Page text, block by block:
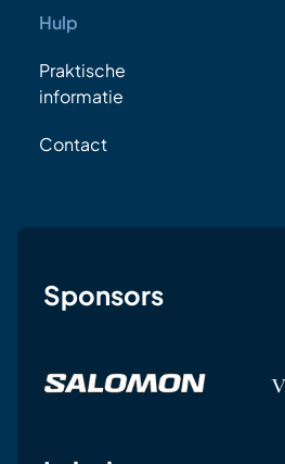
Hulp
Praktische
informatie
Contact
Sponsors